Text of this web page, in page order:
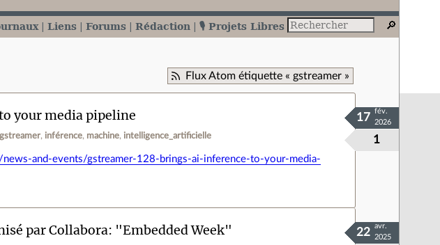
Liens Forums Rédaction 🎙️ Projets Libres
Flux Atom étiquette « gstreamer »
your media pipeline
gstreamer inférence machine intelligence_artificielle 1
17
fév.
2026
and-events/gstreamer-128-brings-ai-inference-to-your-media-
par Collabora: "Embedded Week" 22
avr.
2025